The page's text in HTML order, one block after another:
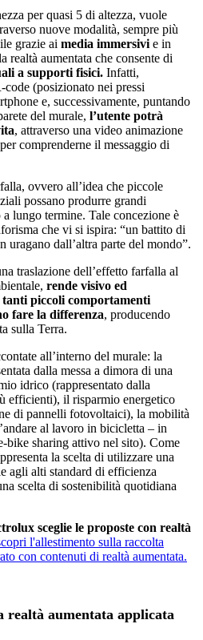
per quasi 5 di altezza, vuole
nuove modalità, sempre più
grazie ai media immersivi e in
realtà aumentata che consente di
a supporti fisici. Infatti,
(posizionato nei pressi
e, successivamente, puntando
del murale, l’utente potrà
, attraverso una video animazione
comprenderne il messaggio di
ovvero all’idea che piccole
possano produrre grandi
lungo termine. Tale concezione è
che vi si ispira: “un battito di
dall’altra parte del mondo”.
traslazione dell’effetto farfalla al
rende visivo ed
tanti piccoli comportamenti
fare la differenza, producendo
sulla Terra.
all’interno del murale: la
dalla messa a dimora di una
idrico (rappresentato dalla
efficienti), il risparmio energetico
di pannelli fotovoltaici), la mobilità
al lavoro in bicicletta – in
bike sharing attivo nel sito). Come
la scelta di utilizzare una
agli alti standard di efficienza
scelta di sostenibilità quotidiana
sceglie le proposte con realtà
l'allestimento sulla raccolta
con contenuti di realtà aumentata.
realtà aumentata applicata